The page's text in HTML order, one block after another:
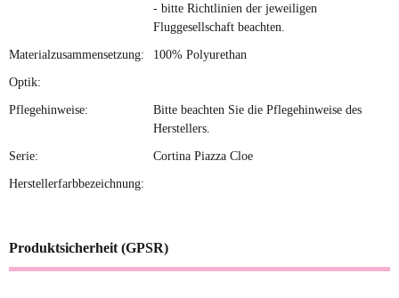
- bitte Richtlinien der jeweiligen
Fluggesellschaft beachten.
Materialzusammensetzung: 100% Polyurethan
Optik:
Pflegehinweise:
Bitte beachten Sie die Pflegehinweise des
Herstellers.
Serie: Cortina Piazza Cloe
Herstellerfarbbezeichnung:
Produktsicherheit (GPSR)